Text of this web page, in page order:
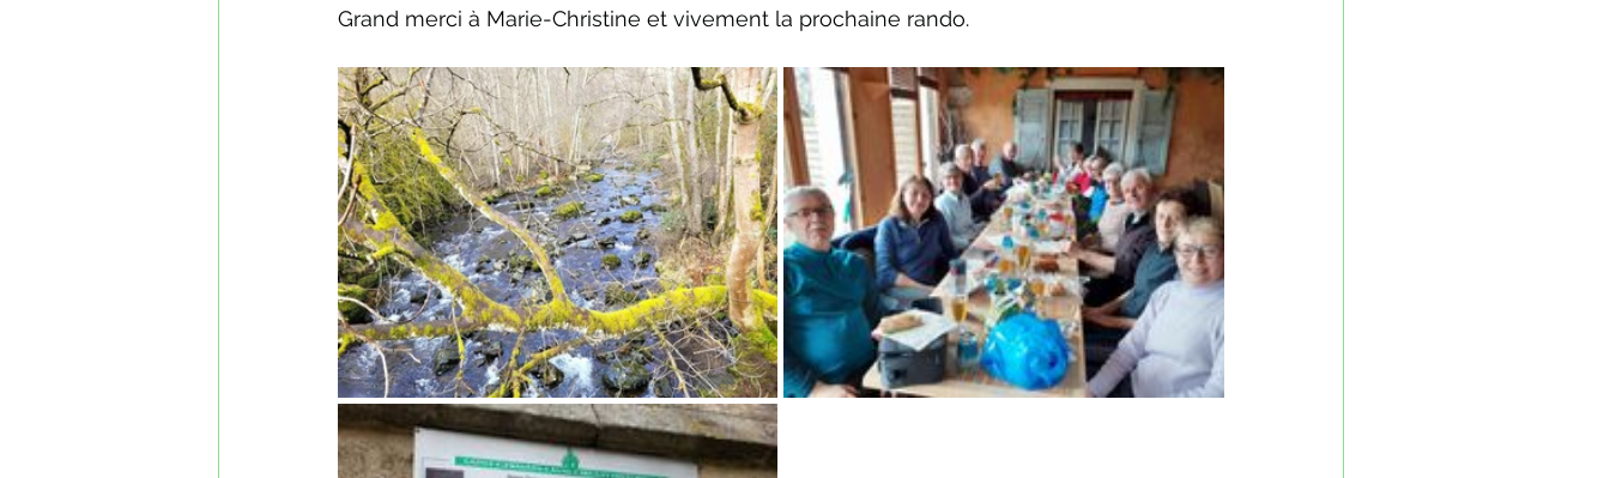
Grand merci à Marie-Christine et vivement la prochaine rando.